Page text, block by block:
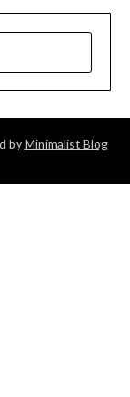
byMinimalist Blog